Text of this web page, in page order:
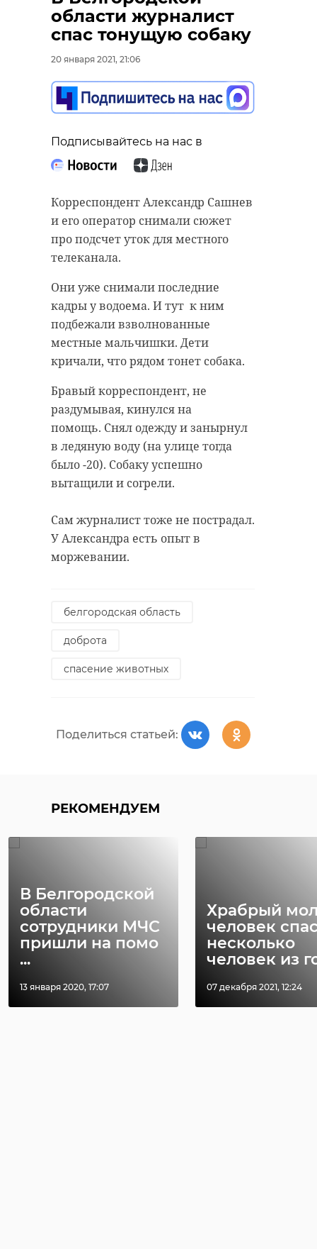
области журналист
спас тонущую собаку
20 января 2021, 21:06
Подписывайтесь на нас в
Корреспондент Александр Сашнев
и его оператор снимали сюжет
про подсчет уток для местного
телеканала.
Они уже снимали последние
кадры у водоема. И тут к ним
подбежали взволнованные
местные мальчишки. Дети
кричали, что рядом тонет собака.
Бравый корреспондент, не
раздумывая, кинулся на
помощь. Снял одежду и занырнул
в ледяную воду (на улице тогда
было -20). Собаку успешно
вытащили и согрели.
Сам журналист тоже не пострадал.
У Александра есть опыт в
моржевании.
белгородская область
доброта
спасение животных
Поделиться статьей:
РЕКОМЕНДУЕМ
В Белгородской
области
сотрудники МЧС
пришли на помо
...
13 января 2020, 17:07
Храбрый
человек
несколько
человек из
07 декабря 2021, 12:24